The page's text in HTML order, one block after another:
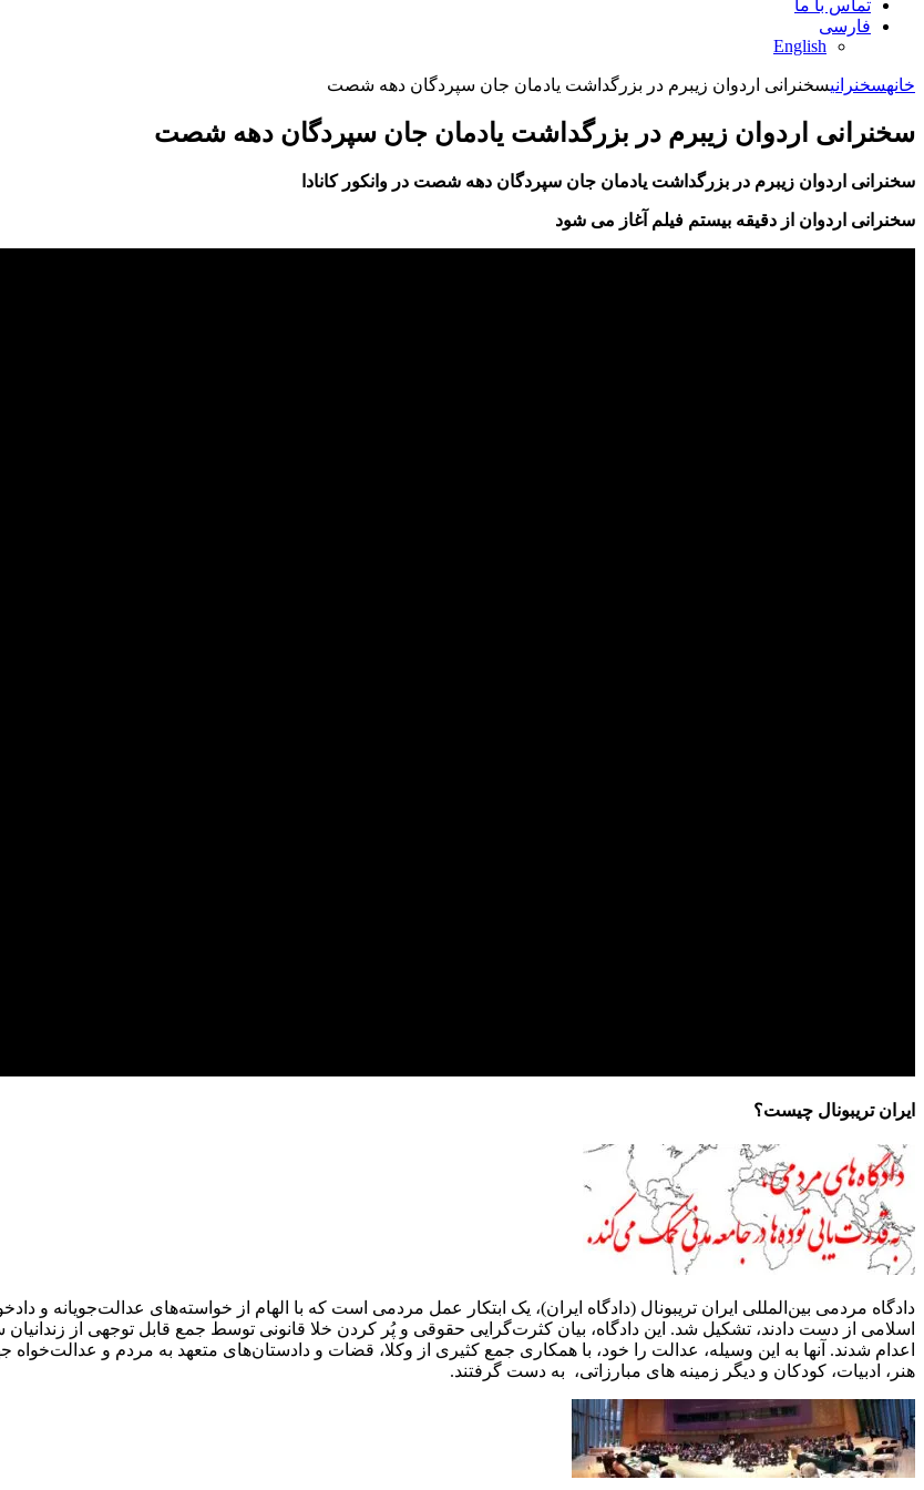
تماس با ما
فارسی
English
خانهسخنرانیسخنرانی اردوان زیبرم در بزرگداشت یادمان جان سپردگان دهه شصت
سخنرانی اردوان زیبرم در بزرگداشت یادمان جان سپردگان دهه شصت
سخنرانی اردوان زیبرم در بزرگداشت یادمان جان سپردگان دهه شصت در وانکور کانادا
سخنرانی اردوان از دقیقه بیستم فیلم آغاز می شود
ایران تریبونال چیست؟
دادگاه مردمی بین‌المللی ایران تریبونال (دادگاه ایران)، یک ابتکار عمل مردمی است که با الهام از خواسته‌های عدالت‌جویانه و
اسلامی از دست دادند، تشکیل شد. این دادگاه، بیان کثرت‌گرایی حقوقی و پُر کردن خلا قانونی توسط جمع قابل توجهی از
اعدام شدند. آنها به این وسیله، عدالت را خود، با همکاری جمع کثیری از وکلا، قضات و دادستان‌های متعهد به مردم و
هنر، ادبیات، کودکان و دیگر زمینه های مبارزاتی، به دست گرفتند.